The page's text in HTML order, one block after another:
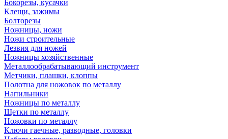
Бокорезы, кусачки
Клещи, зажимы
Болторезы
Ножницы, ножи
Ножи строительные
Лезвия для ножей
Ножницы хозяйственные
Металлообрабатывающий инструмент
Метчики, плашки, клоппы
Полотна для ножовок по металлу
Напильники
Ножницы по металлу
Щетки по металлу
Ножовки по металлу
Ключи гаечные, разводные, головки